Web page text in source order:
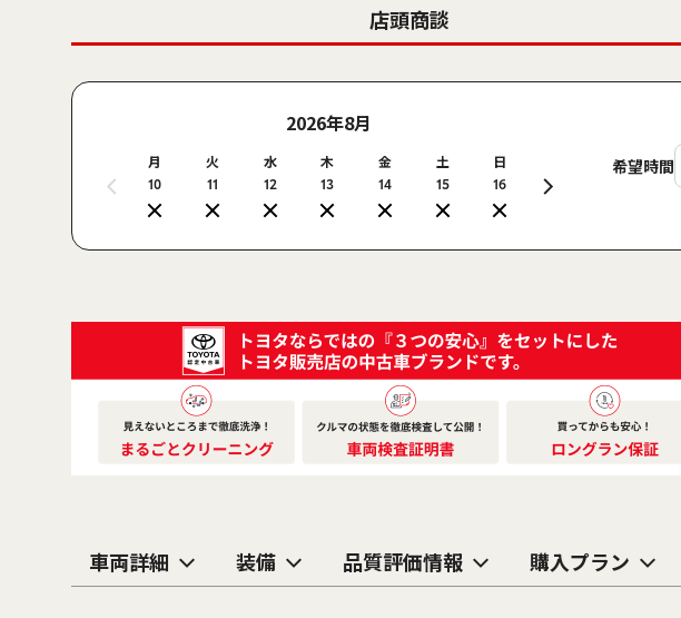
店頭商談
2026年8月
月
10
火
11
水
12
木
13
金
14
土
15
日
16 17
火 水
19
希望時間
車両詳細 装備 品質評価情報 購入プラン